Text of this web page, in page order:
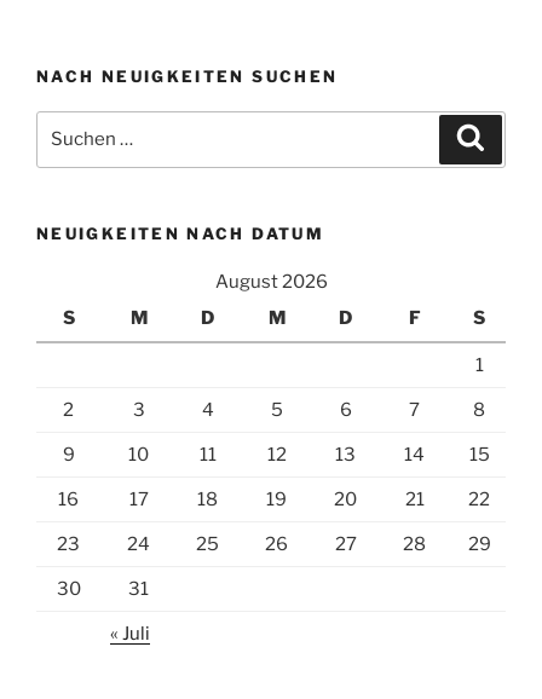
NACH NEUIGKEITEN SUCHEN
nach:
NEUIGKEITEN NACH DATUM
August 2026
S
M D M D F S
1
2 3 4 5 6 7 8
9 10 11 12 13 14 15
16 17 18 19 20 21 22
23 24 25 26 27 28 29
30 31
« Juli